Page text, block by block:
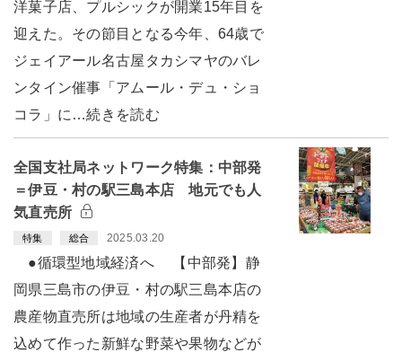
洋菓子店、プルシックが開業15年目を
迎えた。その節目となる今年、64歳で
ジェイアール名古屋タカシマヤのバレ
ンタイン催事「アムール・デュ・ショ
コラ」に…続きを読む
全国支社局ネットワーク特集：中部発
＝伊豆・村の駅三島本店 地元でも人
気直売所
特集 総合 2025.03.20
●循環型地域経済へ 【中部発】静
岡県三島市の伊豆・村の駅三島本店の
農産物直売所は地域の生産者が丹精を
込めて作った新鮮な野菜や果物などが